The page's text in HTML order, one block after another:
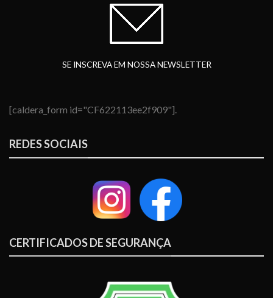
SE INSCREVA EM NOSSA NEWSLETTER
[caldera_form id="CF622113ee2f909"].
REDES SOCIAIS
CERTIFICADOS DE SEGURANÇA